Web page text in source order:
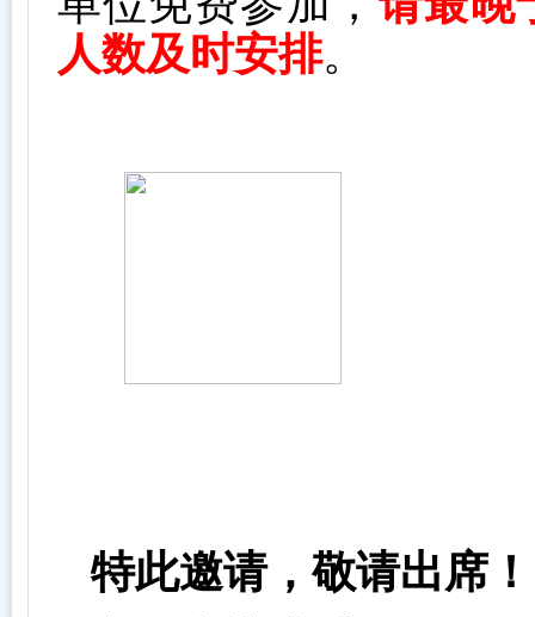
人数及时安排。
特此邀请，敬请出席！